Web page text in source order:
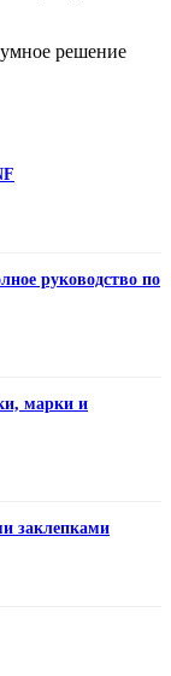
решение
руководство по
марки и
заклепками